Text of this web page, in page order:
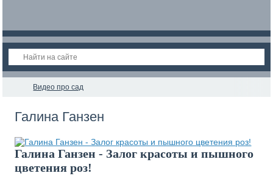
Видео про сад
Галина Ганзен
Галина Ганзен - Залог красоты и пышного
цветения роз!